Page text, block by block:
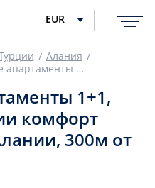
EUR
Алания
Элегантные апартаменты 1+1, 55м², в резиденции комфорт класса в центре Алании, 300м от моря
1+1,
комфорт
300м от